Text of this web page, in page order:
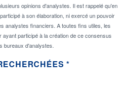
opinions d'analystes. Il est rappelé qu'en
à son élaboration, ni exercé un pouvoir
analystes financiers. A toutes fins utiles, les
participé à la création de ce consensus
bureaux d'analystes.
*